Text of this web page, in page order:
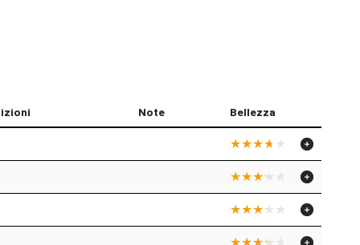
Note Bellezza